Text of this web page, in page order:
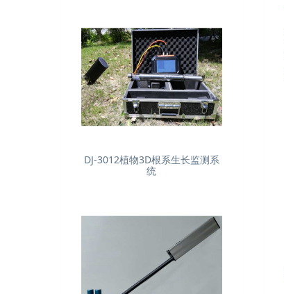
DJ-3012植物3D根系生长监测系
统